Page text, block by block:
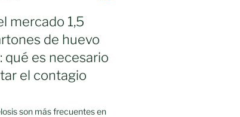
mercado 1,5
de huevo
qué es necesario
el contagio
son más frecuentes en